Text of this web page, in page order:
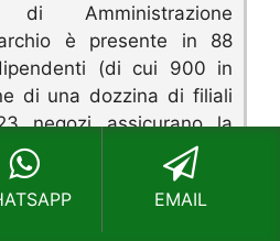
Amministrazione
è presente in 88
(di cui 900 in
di una dozzina di filiali
negozi assicurano la
dei prodotti in tutto il
produce oltre 26.000
confezionati a
principale del Team
EMAIL